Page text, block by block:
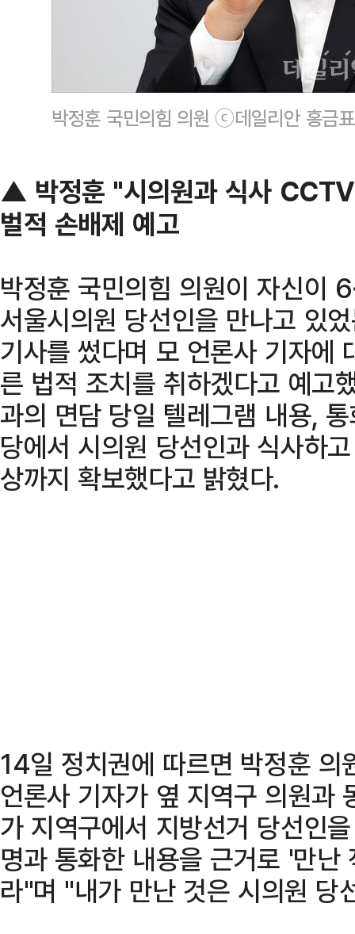
박정훈 국민의힘 의원 ⓒ데일리안 홍금
▲ 박정훈 "시의원과 식사
벌적 손배제 예고
박정훈 국민의힘 의원이 자신이
서울시의원 당선인을 만나고 있
기사를 썼다며 모 언론사 기자에
른 법적 조치를 취하겠다고 예고
과의 면담 당일 텔레그램 내용,
당에서 시의원 당선인과 식사하
상까지 확보했다고 밝혔다.
14일 정치권에 따르면 박정훈
언론사 기자가 옆 지역구 의원과
가 지역구에서 지방선거 당선인
명과 통화한 내용을 근거로 '만난
라"며 "내가 만난 것은 시의원 당